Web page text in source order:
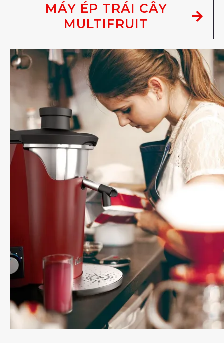
MÁY ÉP TRÁI CÂY
MULTIFRUIT